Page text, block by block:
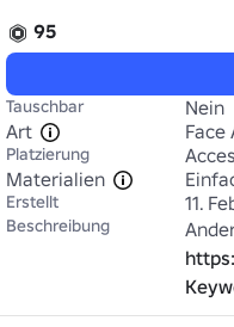
95
Tauschbar
Nein
Art
Face
Platzierung
Materialien
Erstellt 11.
Beschreibung